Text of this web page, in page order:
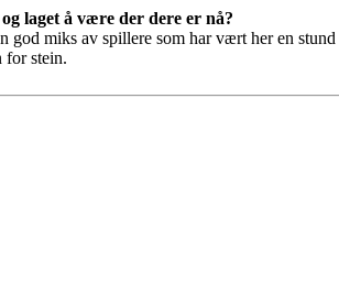
laget å være der dere er nå?
miks av spillere som har vært her en
for stein.